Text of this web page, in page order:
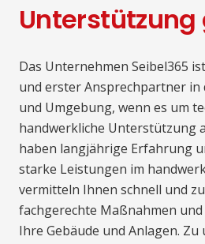
Unterstützung
Das Unternehmen Seibel365
und erster Ansprechpartner
und Umgebung, wenn es um
handwerkliche Unterstützung
haben langjährige Erfahrung
starke Leistungen im
vermitteln Ihnen schnell und
fachgerechte Maßnahmen
Ihre Gebäude und Anlagen. Zu